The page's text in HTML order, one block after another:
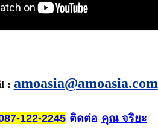
: amoasia@amoasia.com
122-2245ติดต่อ คุณ จริยะ